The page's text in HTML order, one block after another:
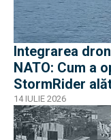
Integrarea
NATO: Cum a
StormRider
14 IULIE 2026